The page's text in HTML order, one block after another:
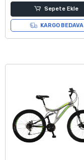
Sepete Ekle
KARGO BEDAVA